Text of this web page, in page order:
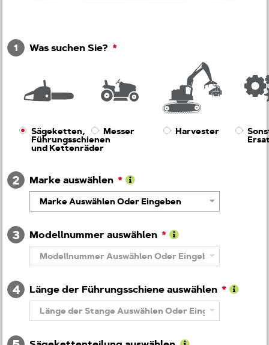
1 Was suchen Sie?
Sägeketten,
Führungsschienen
und Kettenräder
Messer Harvester
2
Marke auswählen
Learn
More
About
Marke Auswählen Oder Eingeben
3
Modellnummer auswählen
Learn
More
About
Modellnummer Auswählen Oder Eingeben
4
Länge der Führungsschiene auswählen
Länge der Stange Auswählen Oder Eingeben